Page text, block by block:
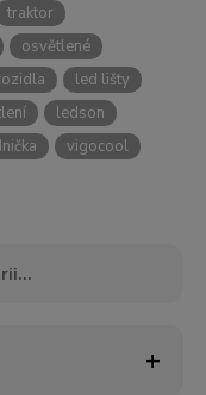
traktor
osvětlené
led lišty
ledson
vigocool